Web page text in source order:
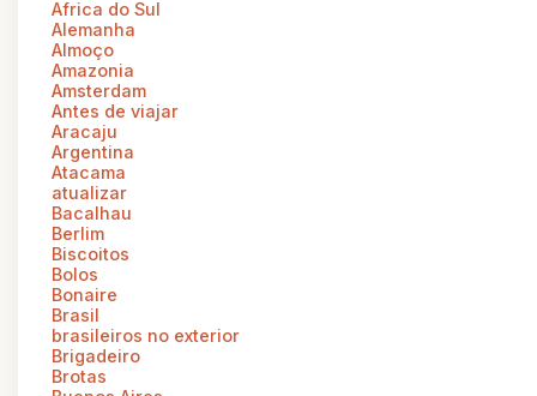
Africa do Sul
Alemanha
Almoço
Amazonia
Amsterdam
Antes de viajar
Aracaju
Argentina
Atacama
atualizar
Bacalhau
Berlim
Biscoitos
Bolos
Bonaire
Brasil
brasileiros no exterior
Brigadeiro
Brotas